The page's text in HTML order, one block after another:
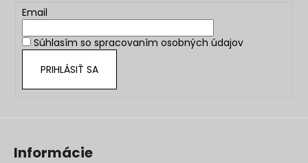
Email
Súhlasím so spracovaním osobných údajov
PRIHLÁSIŤ SA
Informácie